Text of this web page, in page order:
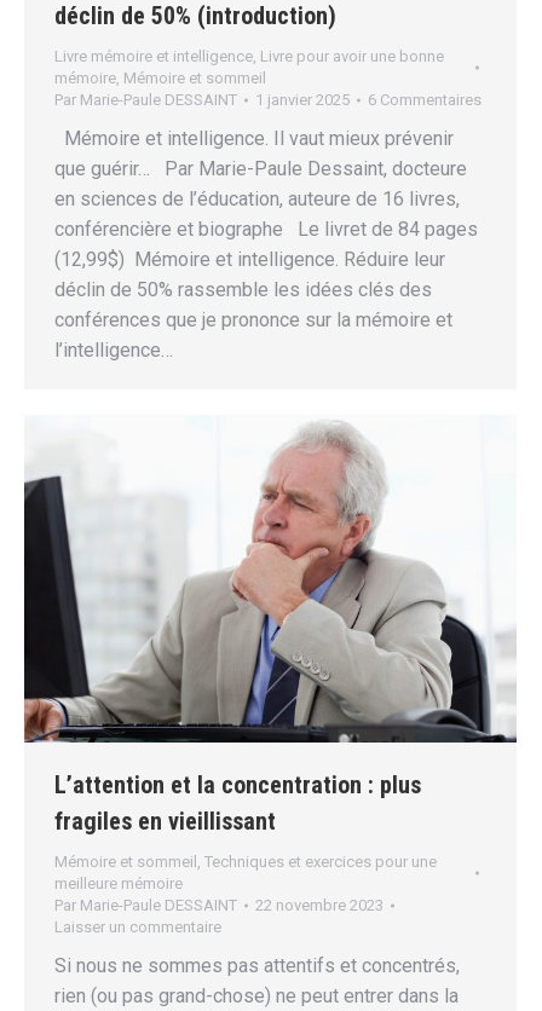
déclin de 50% (introduction)
Livre mémoire et intelligence, Livre pour avoir une bonne
mémoire, Mémoire et sommeil
Par Marie-Paule DESSAINT 1 janvier 2025 6 Commentaires
Mémoire et intelligence. Il vaut mieux prévenir
que guérir… Par Marie-Paule Dessaint, docteure
en sciences de l’éducation, auteure de 16 livres,
conférencière et biographe Le livret de 84 pages
(12,99$) Mémoire et intelligence. Réduire leur
déclin de 50% rassemble les idées clés des
conférences que je prononce sur la mémoire et
l’intelligence…
L’attention et la concentration : plus
fragiles en vieillissant
Mémoire et sommeil , Techniques et exercices pour une
meilleure mémoire
Par Marie-Paule DESSAINT
22 novembre 2023
Laisser un commentaire
Si nous ne sommes pas attentifs et concentrés,
rien (ou pas grand-chose) ne peut entrer dans la